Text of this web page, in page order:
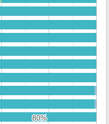
80%
80%